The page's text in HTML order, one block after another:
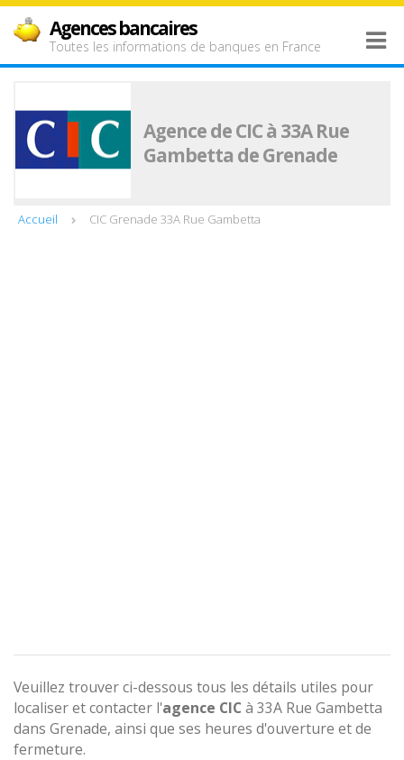
Agences bancaires
Toutes les informations de banques en France
Agence de CIC à 33A Rue
Gambetta de Grenade
Accueil CIC Grenade 33A Rue Gambetta
Veuillez trouver ci-dessous tous les détails utiles pour
localiser et contacter l'agence CIC à 33A Rue Gambetta
dans Grenade, ainsi que ses heures d'ouverture et de
fermeture.